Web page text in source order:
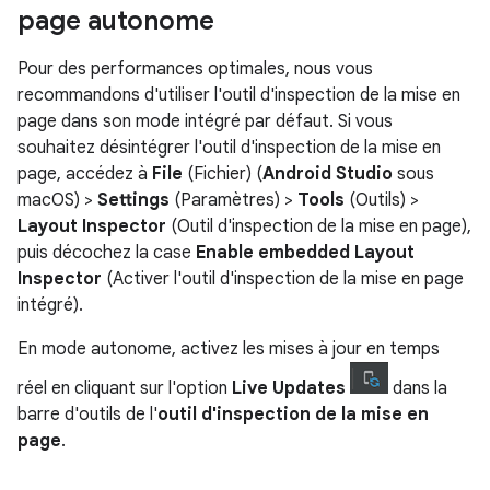
page autonome
Pour des performances optimales, nous vous
recommandons d'utiliser l'outil d'inspection de la mise en
page dans son mode intégré par défaut. Si vous
souhaitez désintégrer l'outil d'inspection de la mise en
page, accédez à File (Fichier) (Android Studio sous
macOS) > Settings (Paramètres) > Tools (Outils) >
Layout Inspector (Outil d'inspection de la mise en page),
puis décochez la case Enable embedded Layout
Inspector (Activer l'outil d'inspection de la mise en page
intégré).
En mode autonome, activez les mises à jour en temps
réel en cliquant sur l'option Live Updates
dans la
barre d'outils de l'outil d'inspection de la mise en
page.